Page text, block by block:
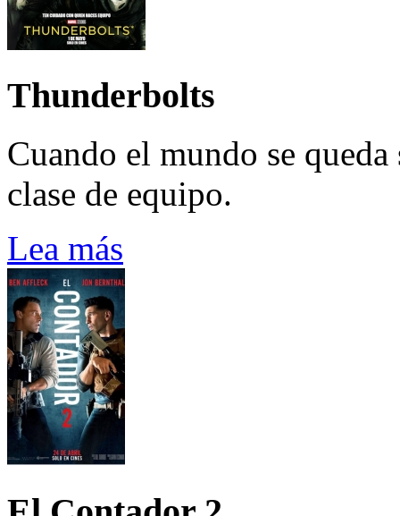
Thunderbolts
Cuando el mundo se
clase de equipo.
Lea más